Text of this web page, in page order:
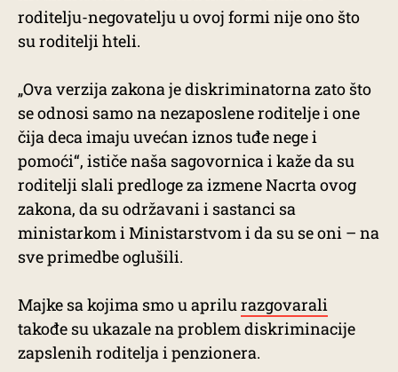
roditelju-negovatelju u ovoj formi nije ono što
su roditelji hteli.
„Ova verzija zakona je diskriminatorna zato što
se odnosi samo na nezaposlene roditelje i one
čija deca imaju uvećan iznos tuđe nege i
pomoći“, ističe naša sagovornica i kaže da su
roditelji slali predloge za izmene Nacrta ovog
zakona, da su održavani i sastanci sa
ministarkom i Ministarstvom i da su se oni – na
sve primedbe oglušili.
Majke sa kojima smo u aprilu razgovarali
takođe su ukazale na problem diskriminacije
zapslenih roditelja i penzionera.